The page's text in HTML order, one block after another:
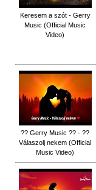
Keresem a szót - Gerry
Music (Official Music
Video)
?? Gerry Music ?? - ??
Válaszolj nekem (Official
Music Video)